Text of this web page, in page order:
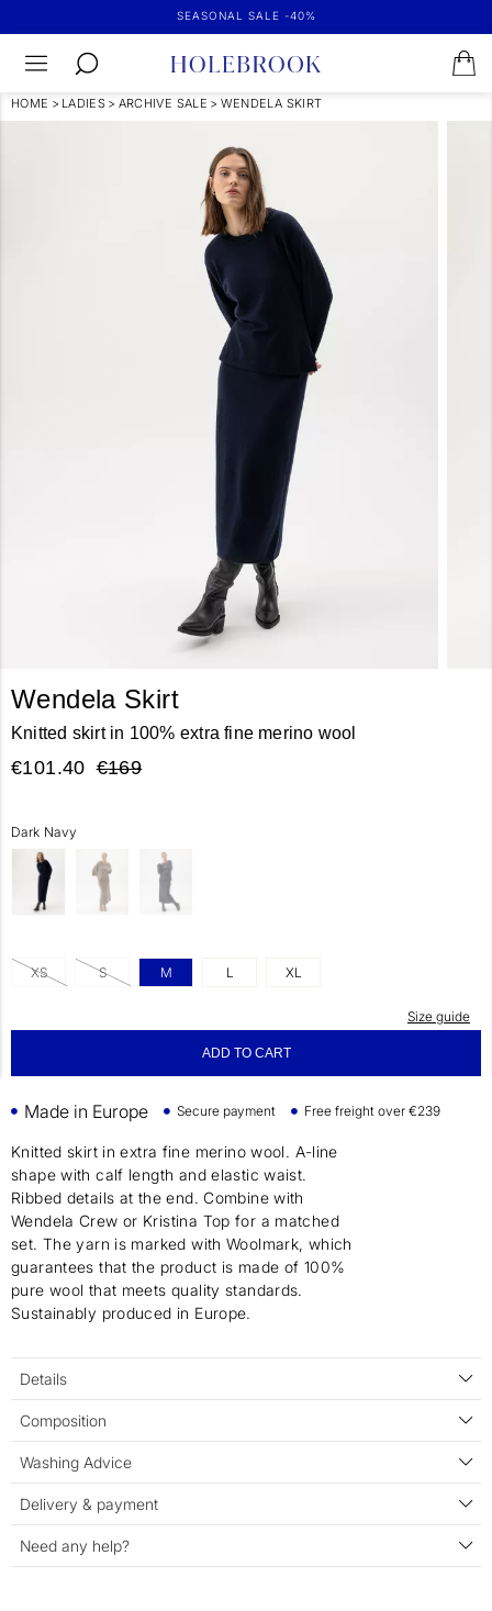
SEASONAL SALE -40%
HOME > LADIES > ARCHIVE SALE > WENDELA SKIRT
Wendela Skirt
Knitted skirt in 100% extra fine merino wool
€101.40 €169
Dark Navy
XS S M L XL
Size guide
ADD TO CART
Made in Europe Secure payment Free freight over €239
Knitted skirt in extra fine merino wool. A-line
shape with calf length and elastic waist.
Ribbed details at the end. Combine with
Wendela Crew or Kristina Top for a matched
set. The yarn is marked with Woolmark, which
guarantees that the product is made of 100%
pure wool that meets quality standards.
Sustainably produced in Europe.
Details
Composition
Washing Advice
Delivery & payment
Need any help?